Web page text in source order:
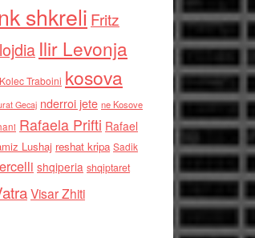
shkreli Fritz
Ilir Levonja
Kolec Traboini kosova
Gecaj nderroi jete ne Kosove
Rafaela Prifti Rafael
Lushaj reshat kripa Sadik
shqiperia shqiptaret
Visar Zhiti